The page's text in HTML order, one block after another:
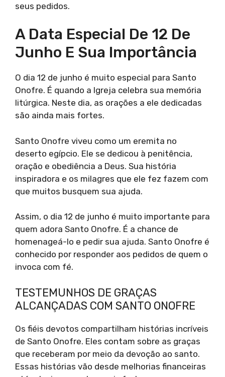
seus pedidos.
A Data Especial De 12 De
Junho E Sua Importância
O dia 12 de junho é muito especial para Santo
Onofre. É quando a Igreja celebra sua memória
litúrgica. Neste dia, as orações a ele dedicadas
são ainda mais fortes.
Santo Onofre viveu como um eremita no
deserto egípcio. Ele se dedicou à penitência,
oração e obediência a Deus. Sua história
inspiradora e os milagres que ele fez fazem com
que muitos busquem sua ajuda.
Assim, o dia 12 de junho é muito importante para
quem adora Santo Onofre. É a chance de
homenageá-lo e pedir sua ajuda. Santo Onofre é
conhecido por responder aos pedidos de quem o
invoca com fé.
TESTEMUNHOS DE GRAÇAS
ALCANÇADAS COM SANTO ONOFRE
Os fiéis devotos compartilham histórias incríveis
de Santo Onofre. Eles contam sobre as graças
que receberam por meio da devoção ao santo.
Essas histórias vão desde melhorias financeiras